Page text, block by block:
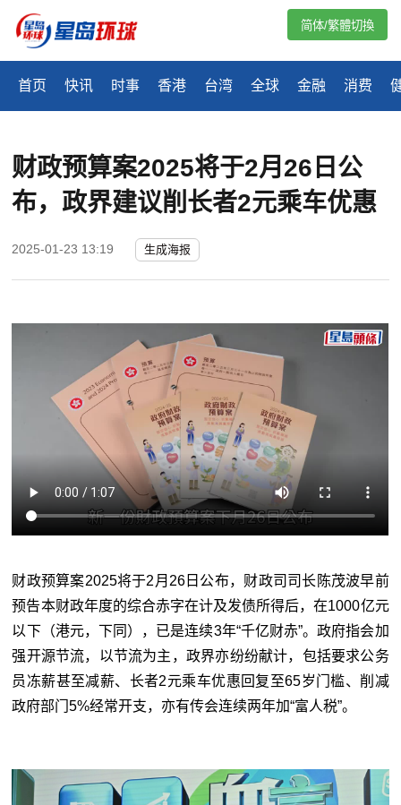
首页 快讯 时事 香港 台湾 全球 金融 消费
简体/繁體切換
财政预算案2025将于2月26日公
布，政界建议削长者2元乘车优惠
2025-01-23 13:19 生成海报
财政预算案2025将于2月26日公布，财政司司长陈茂波早前
预告本财政年度的综合赤字在计及发债所得后，在1000亿元
以下（港元，下同），已是连续3年“千亿财赤”。政府指会加
强开源节流，以节流为主，政界亦纷纷献计，包括要求公务
员冻薪甚至减薪、长者2元乘车优惠回复至65岁门槛、削减
政府部门5%经常开支，亦有传会连续两年加“富人税”。